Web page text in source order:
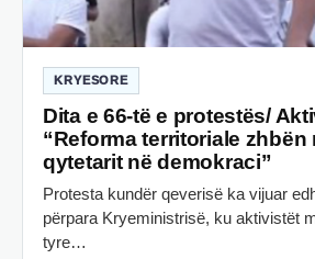
KRYESORE
Dita e 66-të e protestës/
“Reforma territoriale zhbën
qytetarit në demokraci”
Protesta kundër qeverisë ka vijuar
përpara Kryeministrisë, ku aktivistët
tyre…